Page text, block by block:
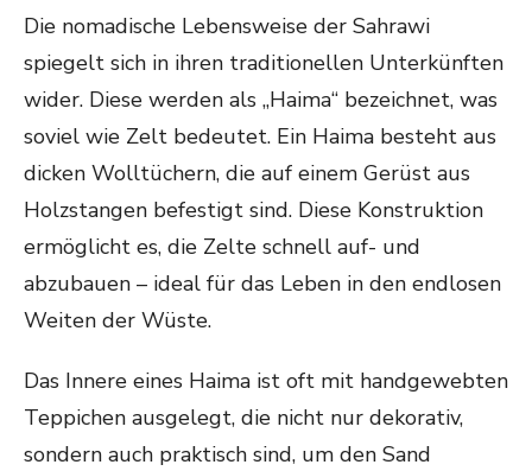
Die nomadische Lebensweise der Sahrawi
spiegelt sich in ihren traditionellen Unterkünften
wider. Diese werden als „Haima“ bezeichnet, was
soviel wie Zelt bedeutet. Ein Haima besteht aus
dicken Wolltüchern, die auf einem Gerüst aus
Holzstangen befestigt sind. Diese Konstruktion
ermöglicht es, die Zelte schnell auf- und
abzubauen – ideal für das Leben in den endlosen
Weiten der Wüste.
Das Innere eines Haima ist oft mit handgewebten
Teppichen ausgelegt, die nicht nur dekorativ,
sondern auch praktisch sind, um den Sand